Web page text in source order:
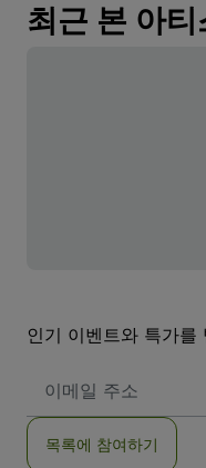
최근 본 아티
인기 이벤트와 특가를
메
소
목록에 참여하기